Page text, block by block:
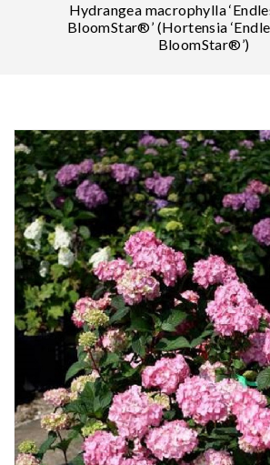
Hydrangea macrophylla
BloomStar®’ (Hortensia
BloomStar®’)